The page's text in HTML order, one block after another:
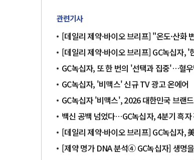
관련기사
[데일리 제약·바
[데일리 제약·바이오 브리프] GC녹십자,
GC녹십자, 또 한 번의 '선택과 집중'…혈
GC녹십자, '비맥스' 신규 TV 광고 온에어
GC녹십자 '비맥스', 2026 대한민국 브랜
백신 공백 넘었다…GC녹십자, 4분기 흑자
[데일리 제약·바이
[제약 명가 DNA 분석④ GC녹십자] 생명